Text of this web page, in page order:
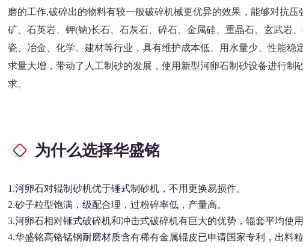
磨的工作,破碎出的物料有较一般破碎机械更优异的效果，能够对抗
矿、石英岩、钾(钠)长石、石灰石、碎石、金属硅、重晶石、玄武岩
瓷、冶金、化学、建材等行业，具有维护成本低、用水量少、性能
求量大增，带动了人工制砂的发展，使用新型河卵石制砂设备进行
求。
为什么选择华盛铭
1.河卵石对辊制砂机优于锤式制砂机，不用更换易损件。
2.砂子粒型饱满，级配合理，过粉碎率低，产量高。
3.河卵石相对锤式破碎机和冲击式破碎机有巨大的优势，辊套平均使
4.华盛铭高铬锰钢耐磨材质含有稀有金属辊皮已申请国家专利，出料